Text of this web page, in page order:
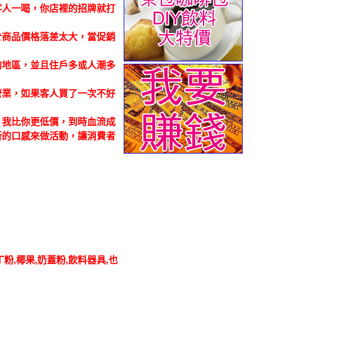
一喝，你店裡的招牌就打
品價格落差太大，當促銷
區，並且住戶多或人潮多
，如果客人買了一次不好
比你更低價，到時血流成
口感來做活動，讓消費者
,椰果,奶蓋粉,飲料器具,也